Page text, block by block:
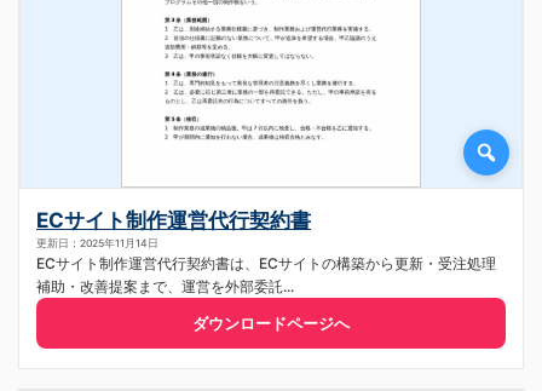
ECサイト制作運営代行契約書
更新日：2025年11月14日
ECサイト制作運営代行契約書は、ECサイトの構築から更新・受注処理
補助・改善提案まで、運営を外部委託...
ダウンロードページへ